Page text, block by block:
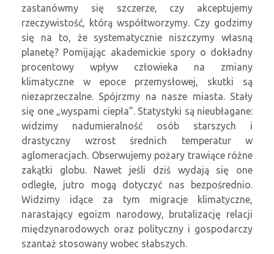
zastanówmy się szczerze, czy akceptujemy
rzeczywistość, którą współtworzymy. Czy godzimy
się na to, że systematycznie niszczymy własną
planetę? Pomijając akademickie spory o dokładny
procentowy wpływ człowieka na zmiany
klimatyczne w epoce przemysłowej, skutki są
niezaprzeczalne. Spójrzmy na nasze miasta. Stały
się one „wyspami ciepła”. Statystyki są nieubłagane:
widzimy nadumieralność osób starszych i
drastyczny wzrost średnich temperatur w
aglomeracjach. Obserwujemy pożary trawiące różne
zakątki globu. Nawet jeśli dziś wydają się one
odległe, jutro mogą dotyczyć nas bezpośrednio.
Widzimy idące za tym migracje klimatyczne,
narastający egoizm narodowy, brutalizację relacji
międzynarodowych oraz polityczny i gospodarczy
szantaż stosowany wobec słabszych.